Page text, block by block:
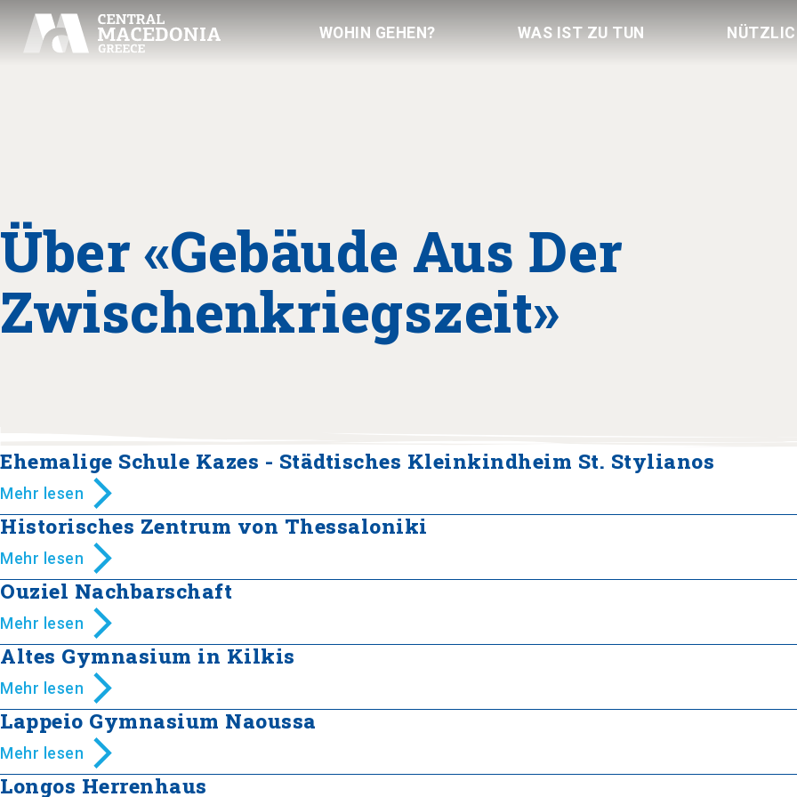
WOHIN GEHEN? WAS IST ZU TUN
Über «Gebäude Aus Der
Zwischenkriegszeit»
Ehemalige Schule Kazes - Städtisches Kleinkindheim St. Stylianos
Mehr lesen
Historisches Zentrum von Thessaloniki
Mehr lesen
Ouziel Nachbarschaft
Mehr lesen
Altes Gymnasium in Kilkis
Mehr lesen
Lappeio Gymnasium Naoussa
Mehr lesen
Longos Herrenhaus